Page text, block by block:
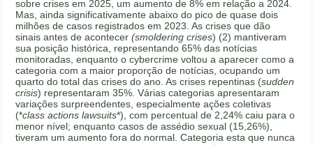
sobre crises em 2025, um aumento de 8% em relação a 2024.
Mas, ainda significativamente abaixo do pico de quase dois
milhões de casos registrados em 2023. As crises que dão
sinais antes de acontecer(smoldering crises) (2) mantiveram
sua posição histórica, representando 65% das notícias
monitoradas, enquanto o cybercrime voltou a aparecer como a
categoria com a maior proporção de notícias, ocupando um
quarto do total das crises do ano. As crises repentinas (sudden
crisis) representaram 35%. Várias categorias apresentaram
variações surpreendentes, especialmente ações coletivas
(*class actions lawsuits*), com percentual de 2,24% caiu para o
menor nível; enquanto casos de assédio sexual (15,26%),
tiveram um aumento fora do normal. Categoria esta que nunca